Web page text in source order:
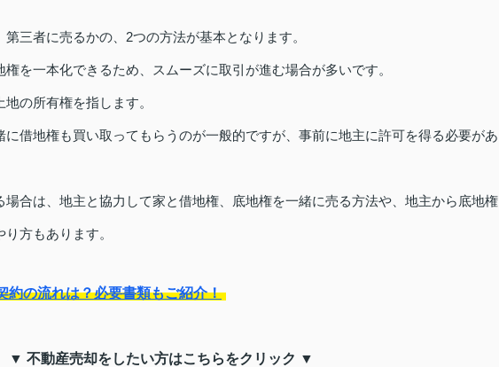
三者に売るかの、2つの方法が基本となります。
を一本化できるため、スムーズに取引が進む場合が多いです。
の所有権を指します。
借地権も買い取ってもらうのが一般的ですが、事前に地主に許可を得る必要があ
合は、地主と協力して家と借地権、底地権を一緒に売る方法や、地主から底地権
方もあります。
約の流れは？必要書類もご紹介！
▼ 不動産売却をしたい方はこちらをクリック ▼